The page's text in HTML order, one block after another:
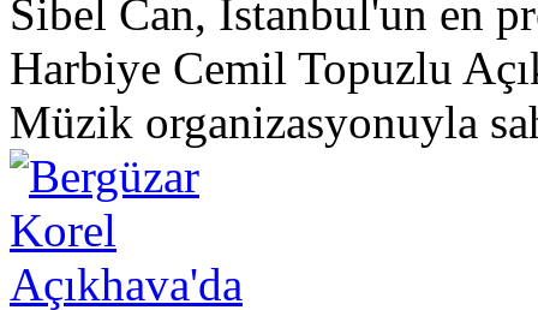
Sibel Can, İstanbul'un en
Harbiye Cemil Topuzlu
Müzik organizasyonuyla